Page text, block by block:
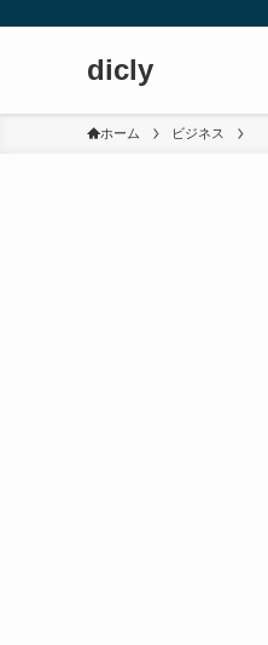
dicly
ホーム ビジネス